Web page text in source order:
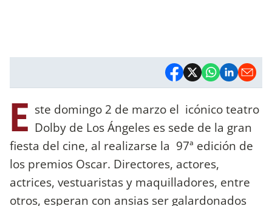
E ste domingo 2 de marzo el icónico teatro
Dolby de Los Ángeles es sede de la gran
fiesta del cine, al realizarse la 97ª edición de
los premios Oscar. Directores, actores,
actrices, vestuaristas y maquilladores, entre
otros, esperan con ansias ser galardonados